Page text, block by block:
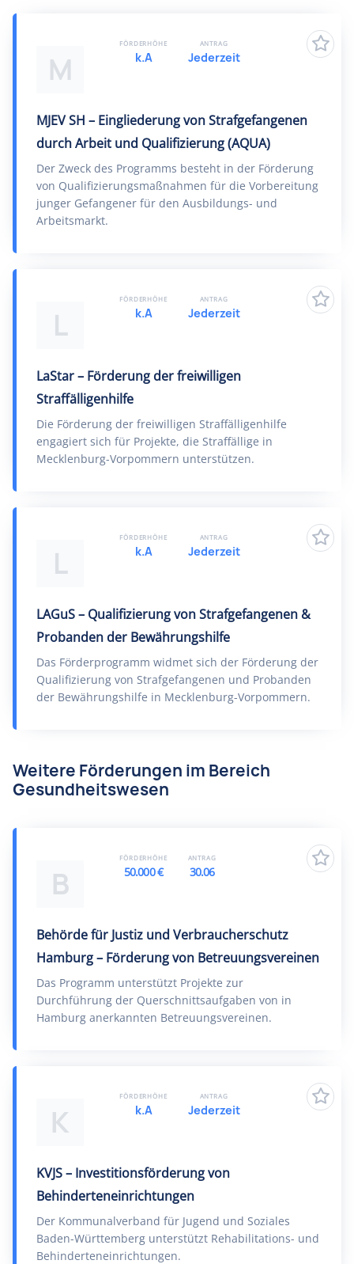
M
MJEV SH – Eingliederung von Strafgefangenen
durch Arbeit und Qualifizierung (AQUA)
Der Zweck des Programms besteht in der Förderung
von Qualifizierungsmaßnahmen für die Vorbereitung
junger Gefangener für den Ausbildungs- und
Arbeitsmarkt.
FÖRDERHÖHE
k.A
ANTRAG
Jederzeit
L
LaStar – Förderung der freiwilligen
Straffälligenhilfe
Die Förderung der freiwilligen Straffälligenhilfe
engagiert sich für Projekte, die Straffällige in
Mecklenburg-Vorpommern unterstützen.
FÖRDERHÖHE
k.A
ANTRAG
Jederzeit
L
LAGuS – Qualifizierung von Strafgefangenen &
Probanden der Bewährungshilfe
Das Förderprogramm widmet sich der Förderung der
Qualifizierung von Strafgefangenen und Probanden
der Bewährungshilfe in Mecklenburg-Vorpommern.
FÖRDERHÖHE
k.A
ANTRAG
Jederzeit
Weitere Förderungen im Bereich
Gesundheitswesen
B
Behörde für Justiz und Verbraucherschutz
Hamburg – Förderung von Betreuungsvereinen
Das Programm unterstützt Projekte zur
Durchführung der Querschnittsaufgaben von in
Hamburg anerkannten Betreuungsvereinen.
FÖRDERHÖHE
50.000 €
ANTRAG
30.06
K
KVJS – Investitionsförderung von
Behinderteneinrichtungen
Der Kommunalverband für Jugend und Soziales
Baden-Württemberg unterstützt Rehabilitations- und
Behinderteneinrichtungen.
FÖRDERHÖHE
k.A
ANTRAG
Jederzeit